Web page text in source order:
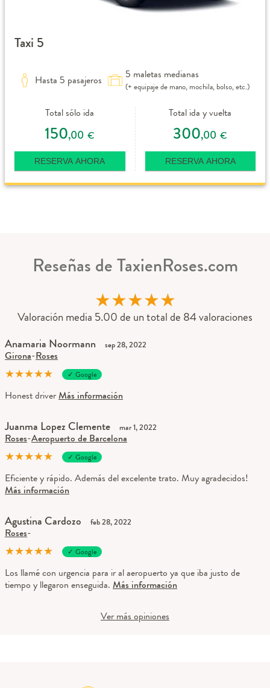
Taxi 5
Hasta 5 pasajeros 5 maletas medianas
(+ equipaje de mano, mochila, bolso, etc.)
Total sólo ida
150,00 €
RESERVA AHORA
Total ida y vuelta
300,00 €
RESERVA AHORA
Reseñas de TaxienRoses.com
★★★★★
Valoración media 5.00 de un total de 84 valoraciones
Anamaria Noormann sep 28, 2022
Girona-Roses
★★★★★ ✓ Google
Honest driverMás información
Juanma Lopez Clemente mar 1, 2022
Roses-Aeropuerto de Barcelona
★★★★★ ✓ Google
Eficiente y rápido. Además del excelente trato. Muy agradecidos!
Más información
Agustina Cardozo feb 28, 2022
Roses-
★★★★★ ✓ Google
Los llamé con urgencia para ir al aeropuerto ya que iba justo de
tiempo y llegaron enseguida. Más información
Ver más opiniones